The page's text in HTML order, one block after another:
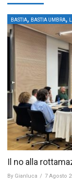
BASTIA, BASTIA UMBRA,
Il no alla
By Gianluca / 7 Agosto